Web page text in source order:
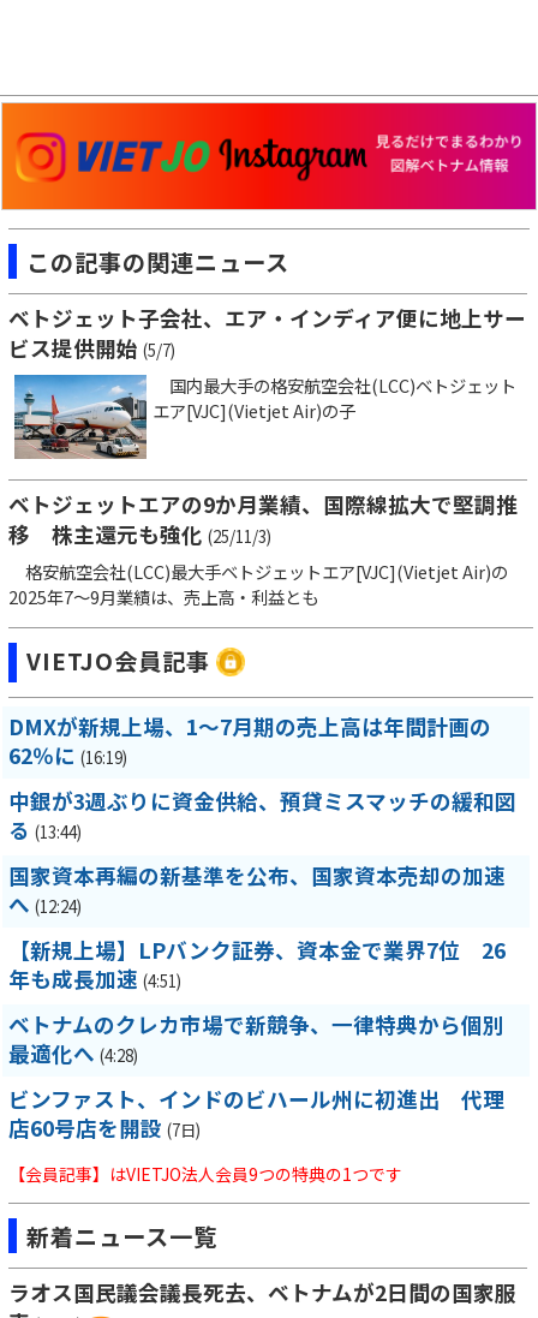
この記事の関連ニュース
ベトジェット子会社、エア・インディア便に地上サー
ビス提供開始 (5/7)
国内最大手の格安航空会社(LCC)ベトジェット
エア[VJC](Vietjet Air)の子
ベトジェットエアの9か月業績、国際線拡大で堅調推
移 株主還元も強化 (25/11/3)
格安航空会社(LCC)最大手ベトジェットエア[VJC](Vietjet Air)の
2025年7～9月業績は、売上高・利益とも
VIETJO会員記事
DMXが新規上場、1～7月期の売上高は年間計画の
62％に (16:19)
中銀が3週ぶりに資金供給、預貸ミスマッチの緩和図
る (13:44)
国家資本再編の新基準を公布、国家資本売却の加速
へ (12:24)
【新規上場】LPバンク証券、資本金で業界7位 26
年も成長加速 (4:51)
ベトナムのクレカ市場で新競争、一律特典から個別
最適化へ (4:28)
ビンファスト、インドのビハール州に初進出 代理
店60号店を開設 (7日)
【会員記事】はVIETJO法人会員9つの特典の1つです
新着ニュース一覧
ラオス国民議会議長死去、ベトナムが2日間の国家服